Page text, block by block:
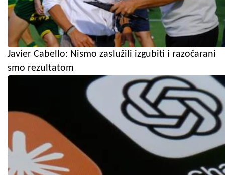
Javier Cabello: Nismo zaslužili izgubiti i razočarani
smo rezultatom